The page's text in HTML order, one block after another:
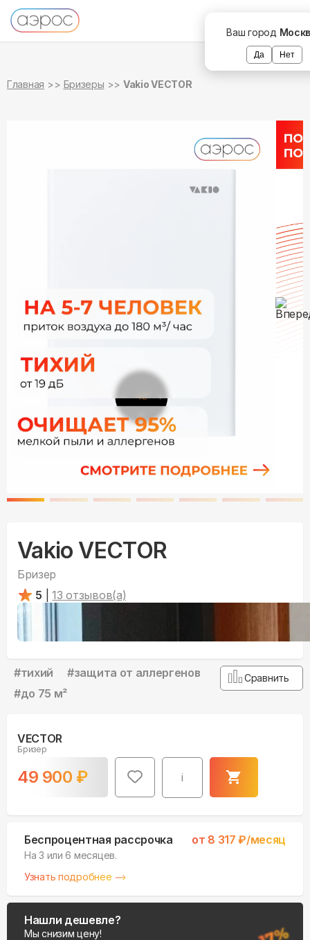
Ваш город
Да Нет
Главная Бризеры Vakio VECTOR
Vakio VECTOR
Бризер
5
13 отзывов(а)
#тихий #защита от аллергенов
#до 75 м²
Сравнить
VECTOR
Бризер
49 900 ₽ i
в наличии
Беспроцентная рассрочка от 8 317 ₽/месяц
На 3 или 6 месяцев.
Узнать подробнее
Нашли дешевле?
Мы снизим цену!